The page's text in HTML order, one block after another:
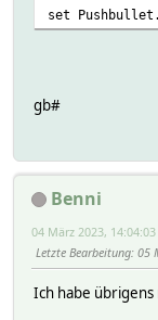
set
gb#
Benni
04 März 2023, 14:04:03
Letzte Bearbeitung: 05
Ich habe